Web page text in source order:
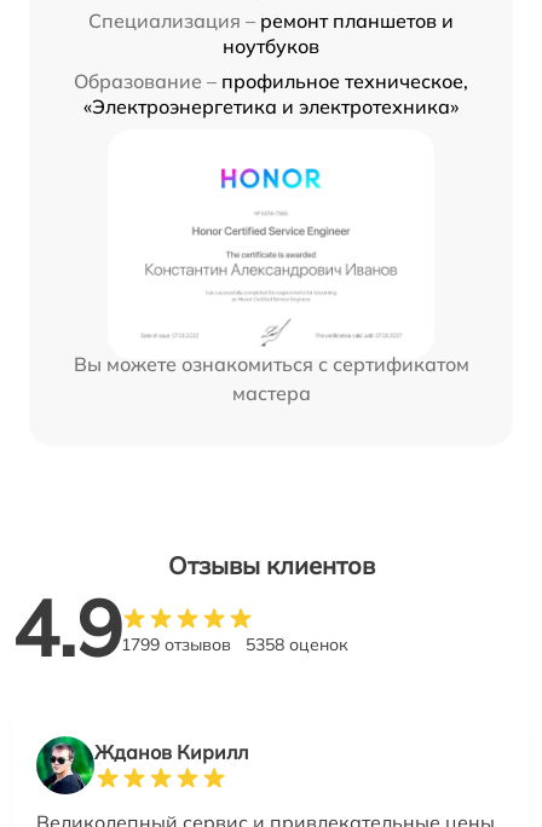
Специализация – ремонт планшетов и
ноутбуков
Образование – профильное техническое,
«Электроэнергетика и электротехника»
Вы можете ознакомиться с сертификатом
мастера
Отзывы клиентов
4.91799 отзывов 5358 оценок
Жданов Кирилл